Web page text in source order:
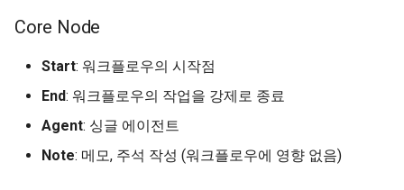
Core Node
Start: 워크플로우의 시작점
End: 워크플로우의 작업을 강제로 종료
Agent: 싱글 에이전트
Note: 메모, 주석 작성 (워크플로우에 영향 없음)